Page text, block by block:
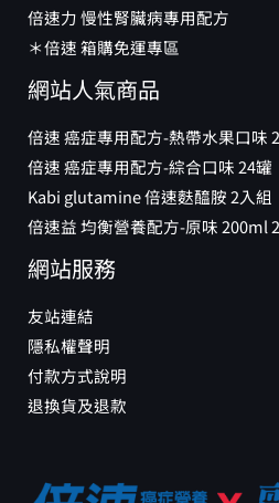
倍速力 慢性腎臟病專用配方
＊倍速 箱購免運專區
網站人氣商品
倍速 癌症專用配方-熱帶水果口味
倍速 癌症專用配方-綜合口味 24罐
Kabi glutamine 倍速麩醯胺 2入組
倍速益 均衡營養配方-原味 200ml
網站服務
友站連結
隱私權聲明
付款方式說明
退換貨及退款